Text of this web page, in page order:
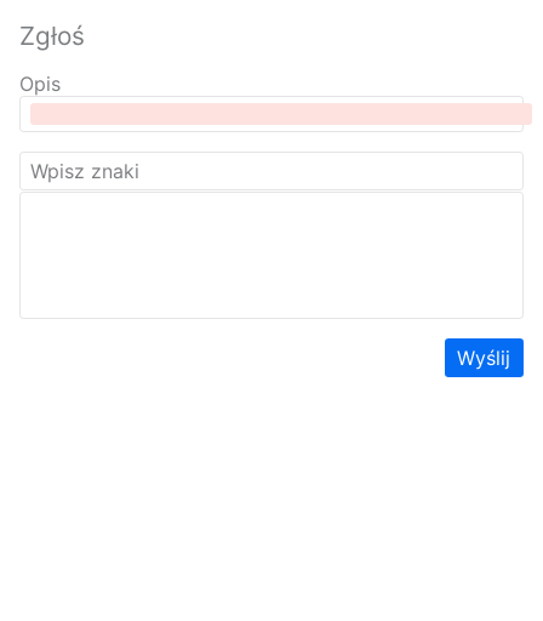
Zgłoś
Opis
Wyślij